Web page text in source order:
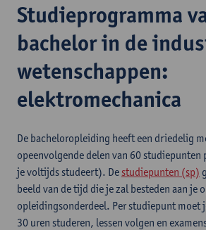
Studieprogramma
bachelor in de
wetenschappen:
elektromechanica
De bacheloropleiding heeft een driedelig
opeenvolgende delen van 60 studiepunten
je voltijds studeert). De studiepunten (sp)
beeld van de tijd die je zal besteden aan je
opleidingsonderdeel. Per studiepunt moet
30 uren studeren, lessen volgen en